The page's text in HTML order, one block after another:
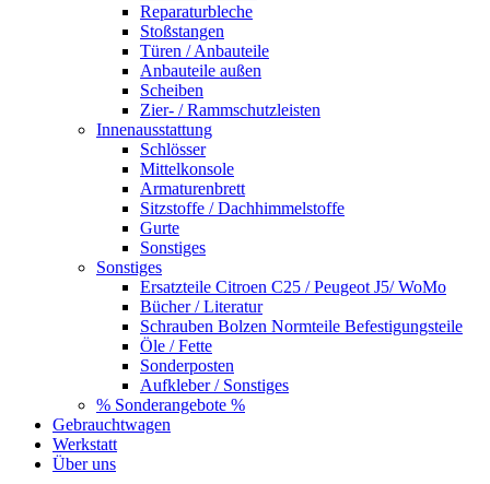
Reparaturbleche
Stoßstangen
Türen / Anbauteile
Anbauteile außen
Scheiben
Zier- / Rammschutzleisten
Innenausstattung
Schlösser
Mittelkonsole
Armaturenbrett
Sitzstoffe / Dachhimmelstoffe
Gurte
Sonstiges
Sonstiges
Ersatzteile Citroen C25 / Peugeot J5/ WoMo
Bücher / Literatur
Schrauben Bolzen Normteile Befestigungsteile
Öle / Fette
Sonderposten
Aufkleber / Sonstiges
% Sonderangebote %
Gebrauchtwagen
Werkstatt
Über uns